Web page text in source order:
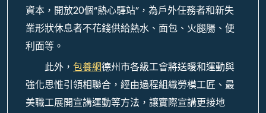
資本，開放20個“熱心驛站”，為戶外任務者和新失
業形狀休息者不花錢供給熱水、面包、火腿腸、便
利面等。
此外， 包養網德州市各級工會將送暖和運動與
強化思惟引領相聯合，經由過程組織勞模工匠、最
美職工展開宣講運動等方法，讓實際宣講更接地